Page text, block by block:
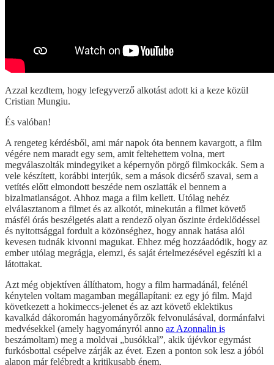
Azzal kezdtem, hogy lefegyverző alkotást adott ki a keze közül
Cristian Mungiu.
És valóban!
A rengeteg kérdésből, ami már napok óta bennem kavargott, a film
végére nem maradt egy sem, amit feltehettem volna, mert
megválaszolták mindegyiket a képernyőn pörgő filmkockák. Sem a
vele készített, korábbi interjúk, sem a mások dicsérő szavai, sem a
vetítés előtt elmondott beszéde nem oszlatták el bennem a
bizalmatlanságot. Ahhoz maga a film kellett. Utólag nehéz
elválasztanom a filmet és az alkotót, minekután a filmet követő
másfél órás beszélgetés alatt a rendező olyan őszinte érdeklődéssel
és nyitottsággal fordult a közönséghez, hogy annak hatása alól
kevesen tudnák kivonni magukat. Ehhez még hozzáadódik, hogy az
ember utólag megrágja, elemzi, és saját értelmezésével egészíti ki a
látottakat.
Azt még objektíven állíthatom, hogy a film harmadánál, felénél
kénytelen voltam magamban megállapítani: ez egy jó film. Majd
következett a hokimeccs-jelenet és az azt követő eklektikus
kavalkád dákoromán hagyományőrzők felvonulásával, dormánfalvi
medvésekkel (amely hagyományról anno az Azonnalin is
beszámoltam) meg a moldvai „busókkal”, akik újévkor egymást
furkósbottal csépelve zárják az évet. Ezen a ponton sok lesz a jóból
alapon már felébredt a kritikusabb énem.